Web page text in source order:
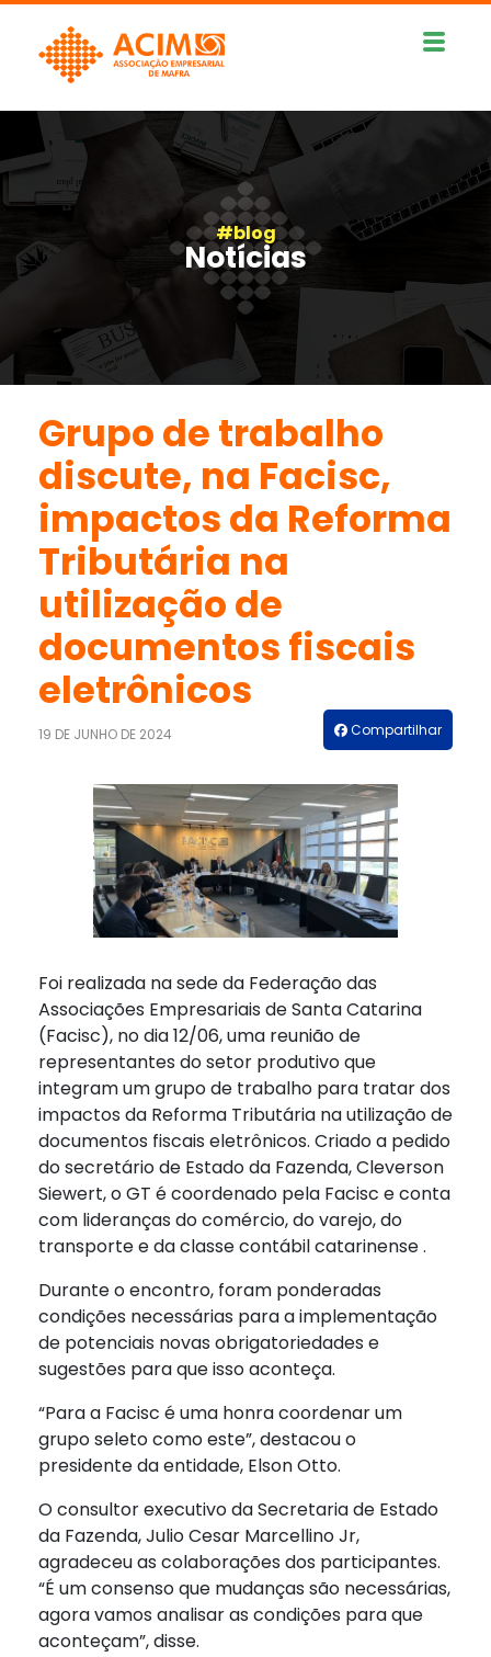
#blog
Notícias
Grupo de trabalho
discute, na Facisc,
impactos da Reforma
Tributária na
utilização de
documentos fiscais
eletrônicos
19 DE JUNHO DE 2024 Compartilhar
Foi realizada na sede da Federação das
Associações Empresariais de Santa Catarina
(Facisc), no dia 12/06, uma reunião de
representantes do setor produtivo que
integram um grupo de trabalho para tratar dos
impactos da Reforma Tributária na utilização de
documentos fiscais eletrônicos. Criado a pedido
do secretário de Estado da Fazenda, Cleverson
Siewert, o GT é coordenado pela Facisc e conta
com lideranças do comércio, do varejo, do
transporte e da classe contábil catarinense .
Durante o encontro, foram ponderadas
condições necessárias para a implementação
de potenciais novas obrigatoriedades e
sugestões para que isso aconteça.
“Para a Facisc é uma honra coordenar um
grupo seleto como este”, destacou o
presidente da entidade, Elson Otto.
O consultor executivo da Secretaria de Estado
da Fazenda, Julio Cesar Marcellino Jr,
agradeceu as colaborações dos participantes.
“É um consenso que mudanças são necessárias,
agora vamos analisar as condições para que
aconteçam”, disse.